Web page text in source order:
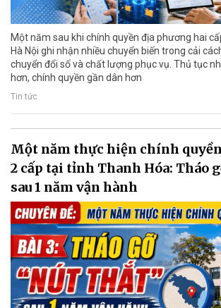
Một năm sau khi chính quyền địa phương hai
Hà Nội ghi nhận nhiều chuyển biến trong cải
chuyển đổi số và chất lượng phục vụ. Thủ tục
hơn, chính quyền gần dân hơn
Tin tức
Một năm thực hiện chính
2 cấp tại tỉnh Thanh Hóa: Tháo
sau 1 năm vận hành